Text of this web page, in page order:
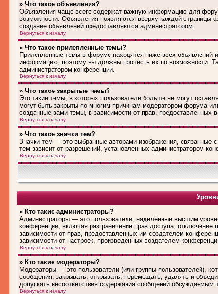
» Что такое объявления?
Объявления чаще всего содержат важную информацию для
возможности. Объявления появляются вверху каждой
создание объявлений предоставляются администратором.
Вернуться к началу
» Что такое прилепленные темы?
Прилепленные темы в форуме находятся ниже всех объявлений
информацию, поэтому вы должны прочесть их по возможности.
администратором конференции.
Вернуться к началу
» Что такое закрытые темы?
Это такие темы, в которых пользователи больше не могут
могут быть закрыты по многим причинам модератором форума
созданные вами темы, в зависимости от прав, предоставленных
Вернуться к началу
» Что такое значки тем?
Значки тем — это выбранные авторами изображения, связанные
тем зависит от разрешений, установленных администратором
Вернуться к началу
» Кто такие администраторы?
Администраторы — это пользователи, наделённые высшим
конференции, включая разграничение прав доступа, отключение
зависимости от прав, предоставленных им создателем
зависимости от настроек, произведённых создателем
Вернуться к началу
» Кто такие модераторы?
Модераторы — это пользователи (или группы пользователей),
сообщения, закрывать, открывать, перемещать, удалять и
допускать несоответствия содержания сообщений
Вернуться к началу